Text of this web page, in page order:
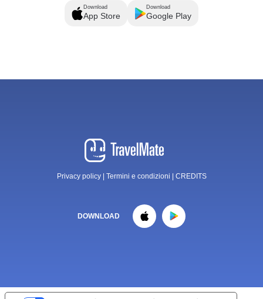
Download
App Store
Download
Google Play
Privacy policy| Termini e condizioni CREDITS
DOWNLOAD